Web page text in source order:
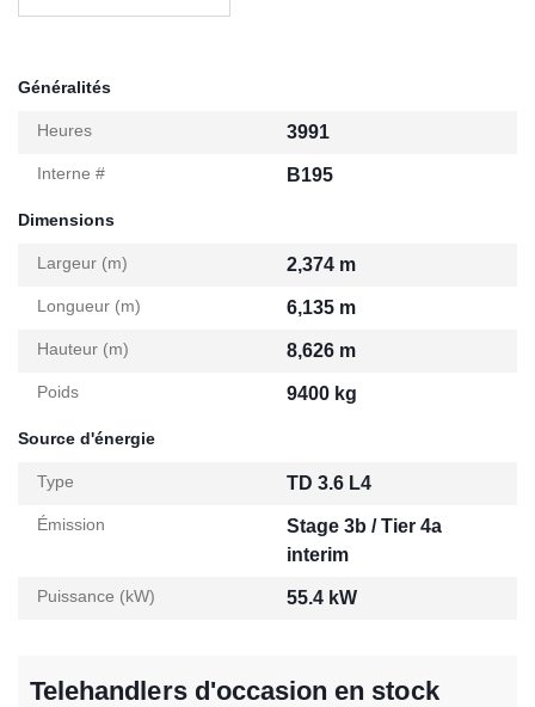
Généralités
Heures 3991
Interne # B195
Dimensions
Largeur (m) 2,374 m
Longueur (m) 6,135 m
Hauteur (m) 8,626 m
Poids 9400 kg
Source d'énergie
Type TD 3.6 L4
Émission
Stage 3b / Tier 4a
interim
Puissance (kW) 55.4 kW
Telehandlers d'occasion en stock